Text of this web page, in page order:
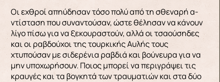
Οι εχθροί απηύδησαν τόσο πολύ από τη σθεναρή α­
ντίσταση που συναντούσαν, ώστε θέλησαν να κά­νουν
λίγο πίσω για να ξεκουραστούν, αλλά οι τσαούσηδες
και οι ραβδούχοι της τουρκικής Αυ­λής τους
χτυπούσαν με σιδερένια ραβδιά και βούνευρα για να
μην υποχωρήσουν. Ποιος μπο­ρεί να περιγράψει τις
κραυγές και τα βογκητά των τραυματιών και στα δύο